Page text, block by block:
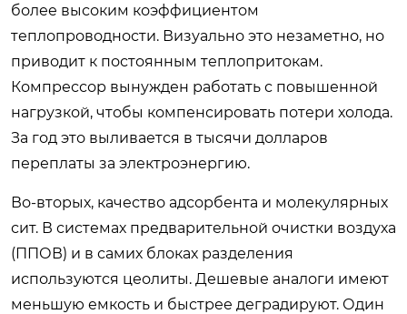
более высоким коэффициентом
теплопроводности. Визуально это незаметно, но
приводит к постоянным теплопритокам.
Компрессор вынужден работать с повышенной
нагрузкой, чтобы компенсировать потери холода.
За год это выливается в тысячи долларов
переплаты за электроэнергию.
Во-вторых, качество адсорбента и молекулярных
сит. В системах предварительной очистки воздуха
(ППОВ) и в самих блоках разделения
используются цеолиты. Дешевые аналоги имеют
меньшую емкость и быстрее деградируют. Один